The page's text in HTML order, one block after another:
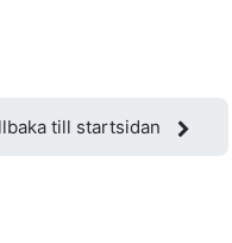
till startsidan